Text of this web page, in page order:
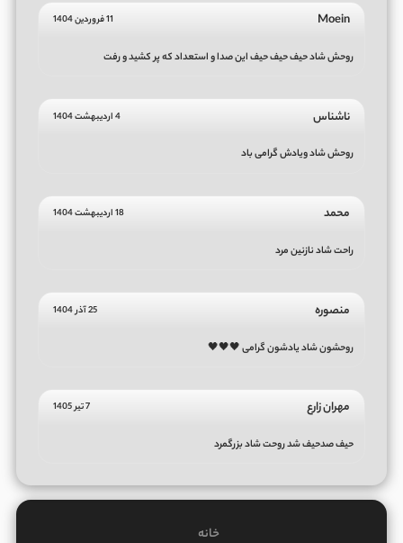
Moein 11 فروردین 1404
روحش شاد حیف حیف حیف این صدا و استعداد که پر کشید و رفت
ناشناس 4 اردیبهشت 1404
روحش شاد ویادش گرامی باد
محمد 18 اردیبهشت 1404
راحت شاد نازنین مرد
منصوره 25 آذر 1404
روحشون شاد یادشون گرامی 🖤🖤🖤
مهران زارع 7 تیر 1405
حیف صدحیف شد روحت شاد بزرگمرد
خانه